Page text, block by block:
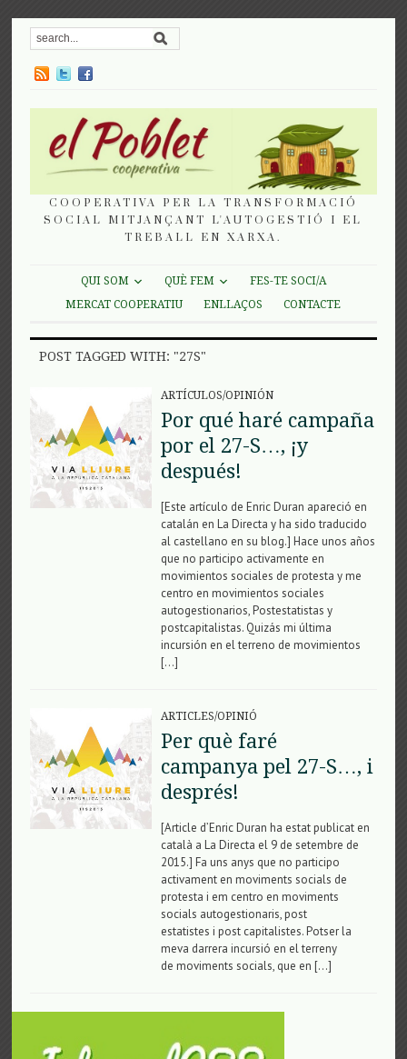
COOPERATIVA PER LA TRANSFORMACIÓ
SOCIAL MITJANÇANT L'AUTOGESTIÓ I EL
TREBALL EN XARXA.
QUI SOM QUÈ FEM
FES-TE SOCI/A
MERCAT COOPERATIU
ENLLAÇOS CONTACTE
POST TAGGED WITH: "27S"
ARTÍCULOS/OPINIÓN
Por qué haré campaña
por el 27-S…, ¡y
después!
[Este artículo de Enric Duran apareció en
catalán en La Directa y ha sido traducido
al castellano en su blog.] Hace unos años
que no participo activamente en
movimientos sociales de protesta y me
centro en movimientos sociales
autogestionarios, Postestatistas y
postcapitalistas. Quizás mi última
incursión en el terreno de movimientos
[…]
ARTICLES/OPINIÓ
Per què faré
campanya pel 27-S…, i
després!
[Article d’Enric Duran ha estat publicat en
català a La Directa el 9 de setembre de
2015.] Fa uns anys que no participo
activament en moviments socials de
protesta i em centro en moviments
socials autogestionaris, post
estatistes i post capitalistes. Potser la
meva darrera incursió en el terreny
de moviments socials, que en […]